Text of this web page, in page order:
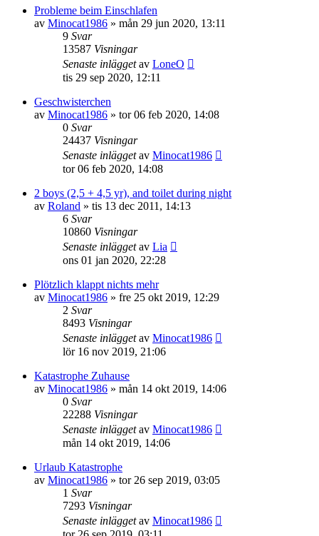
Probleme beim Einschlafen
av Minocat1986 » mån 29 jun 2020, 13:11
9 Svar
13587 Visningar
Senaste inläggetav LoneO
tis 29 sep 2020, 12:11
Geschwisterchen
av Minocat1986 » tor 06 feb 2020, 14:08
0 Svar
24437 Visningar
Senaste inläggetav Minocat1986
tor 06 feb 2020, 14:08
2 boys (2,5 + 4,5 yr), and toilet during night
av Roland » tis 13 dec 2011, 14:13
6 Svar
10860 Visningar
Senaste inläggetav Lia
ons 01 jan 2020, 22:28
Plötzlich klappt nichts mehr
av Minocat1986 » fre 25 okt 2019, 12:29
2 Svar
8493 Visningar
Senaste inläggetav Minocat1986
lör 16 nov 2019, 21:06
Katastrophe Zuhause
av Minocat1986 » mån 14 okt 2019, 14:06
0 Svar
22288 Visningar
Senaste inläggetav Minocat1986
mån 14 okt 2019, 14:06
Urlaub Katastrophe
av Minocat1986 » tor 26 sep 2019, 03:05
1 Svar
7293 Visningar
Senaste inläggetav Minocat1986